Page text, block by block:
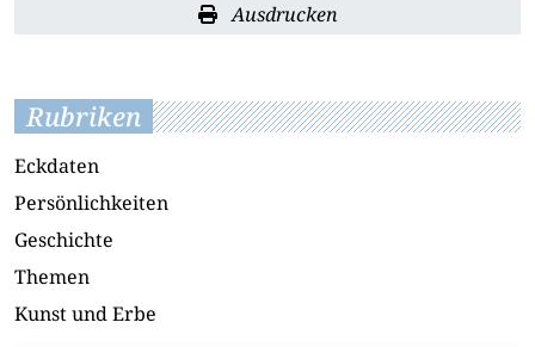
Ausdrucken
Rubriken
Eckdaten
Persönlichkeiten
Geschichte
Themen
Kunst und Erbe